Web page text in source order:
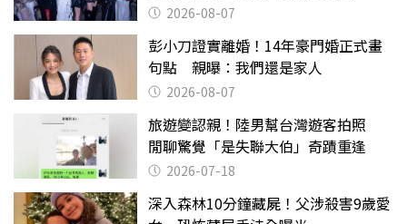
2026-08-07
彭小刀證實離婚！14年豪門婚正式畫
句點 親曝：我們還是家人
2026-08-07
旅遊變認親！陸男幫台灣遊客拍照
閒聊驚覺「是失聯大伯」奇蹟重逢
2026-07-18
深入森林10分鐘藏屍！父涉殺害9歲愛